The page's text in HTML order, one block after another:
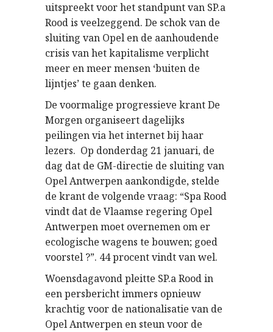
uitspreekt voor het standpunt van SP.a
Rood is veelzeggend. De schok van de
sluiting van Opel en de aanhoudende
crisis van het kapitalisme verplicht
meer en meer mensen ‘buiten de
lijntjes’ te gaan denken.
De voormalige progressieve krant De
Morgen organiseert dagelijks
peilingen via het internet bij haar
lezers. Op donderdag 21 januari, de
dag dat de GM-directie de sluiting van
Opel Antwerpen aankondigde, stelde
de krant de volgende vraag: “Spa Rood
vindt dat de Vlaamse regering Opel
Antwerpen moet overnemen om er
ecologische wagens te bouwen; goed
voorstel ?”. 44 procent vindt van wel.
Woensdagavond pleitte SP.a Rood in
een persbericht immers opnieuw
krachtig voor de nationalisatie van de
Opel Antwerpen en steun voor de